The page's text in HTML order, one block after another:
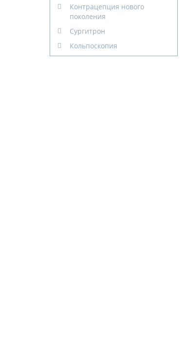
Контрацепция нового
поколения
Сургитрон
Кольпоскопия